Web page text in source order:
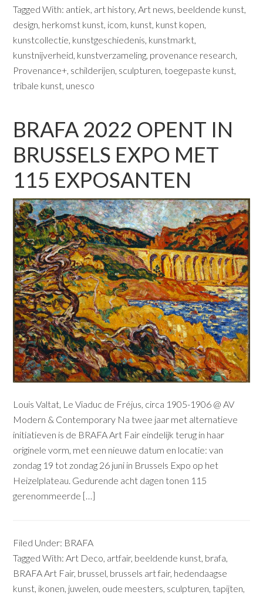
Tagged With: antiek art history, Art news beeldende kunst
design herkomst kunst icom kunst kunst kopen
kunstcollectie kunstgeschiedenis kunstmarkt
kunstnijverheid kunstverzameling provenance research
Provenance+ schilderijen sculpturen toegepaste kunst
tribale kunst unesco
BRAFA 2022 OPENT IN
BRUSSELS EXPO MET
115 EXPOSANTEN
Louis Valtat, Le Viaduc de Fréjus, circa 1905-1906 @ AV
Modern & Contemporary Na twee jaar met alternatieve
initiatieven is de BRAFA Art Fair eindelijk terug in haar
originele vorm, met een nieuwe datum en locatie: van
zondag 19 tot zondag 26 juni in Brussels Expo op het
Heizelplateau. Gedurende acht dagen tonen 115
gerenommeerde […]
Filed Under: BRAFA
Tagged With:Art Deco, artfair, beeldende kunst, brafa,
BRAFA Art Fair, brussel, brussels art fair, hedendaagse
kunst, ikonen, juwelen, oude meesters, sculpturen, tapijten,